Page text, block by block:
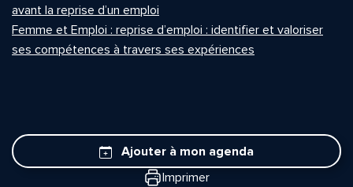
avant la reprise d’un emploi
Femme et Emploi : reprise d’emploi : identifier et valoriser
ses compétences à travers ses expériences
Ajouter à mon agenda
Imprimer